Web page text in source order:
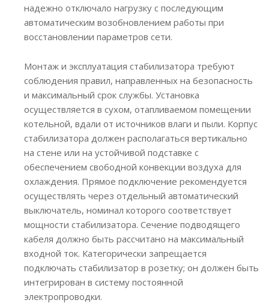
надежно отключало нагрузку с последующим
автоматическим возобновлением работы при
восстановлении параметров сети.
Монтаж и эксплуатация стабилизатора требуют
соблюдения правил, направленных на безопасность
и максимальный срок службы. Установка
осуществляется в сухом, отапливаемом помещении
котельной, вдали от источников влаги и пыли. Корпус
стабилизатора должен располагаться вертикально
на стене или на устойчивой подставке с
обеспечением свободной конвекции воздуха для
охлаждения. Прямое подключение рекомендуется
осуществлять через отдельный автоматический
выключатель, номинал которого соответствует
мощности стабилизатора. Сечение подводящего
кабеля должно быть рассчитано на максимальный
входной ток. Категорически запрещается
подключать стабилизатор в розетку; он должен быть
интегрирован в систему постоянной
электропроводки.